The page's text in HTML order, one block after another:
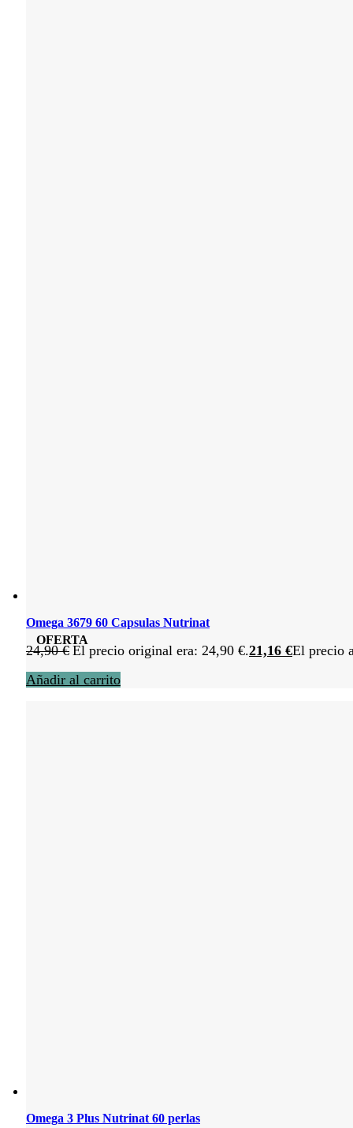
OFERTA
Omega 3679 60 Capsulas Nutrinat
24,90€ El precio original era: 24,90 €.21,16 €El precio
Añadir al carrito
Omega 3 Plus Nutrinat 60 perlas